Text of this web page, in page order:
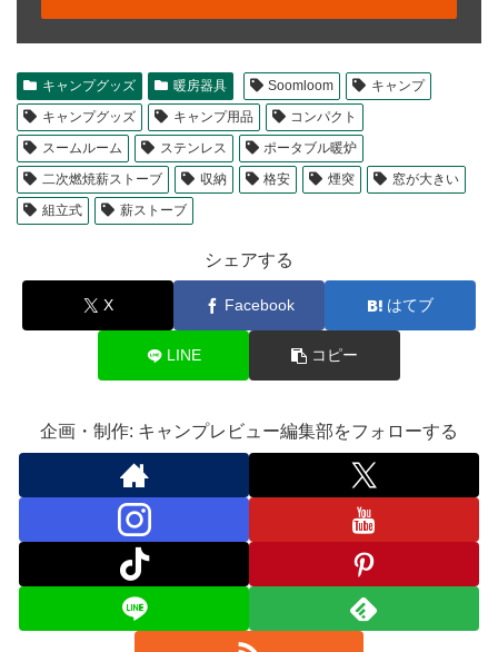
キャンプグッズ 暖房器具 Soomloom
キャンプ
キャンプグッズ
キャンプ用品
コンパクト
スームルーム
ステンレス
ポータブル暖炉
二次燃焼薪ストーブ
収納 格安 煙突
窓が大きい
組立式
薪ストーブ
シェアする
X Facebook はてブ
LINE コピー
企画・制作: キャンプレビュー編集部をフォローする